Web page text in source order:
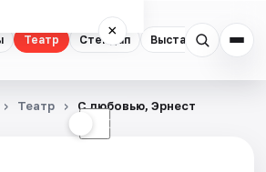
Театр Стендап Выставки
×
☾
Театр С любовью, Эрнест